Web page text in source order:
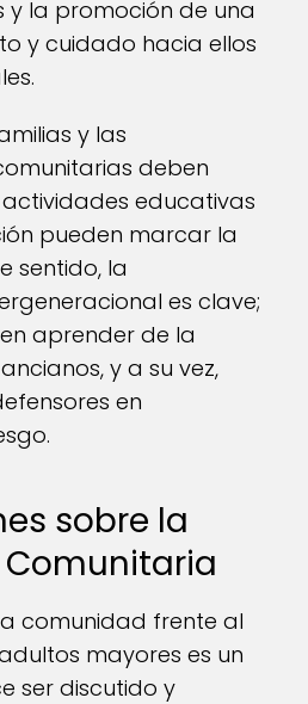
la promoción de una
y cuidado hacia ellos
y las
deben
actividades educativas
pueden marcar la
sentido, la
es clave;
aprender de la
y a su vez,
en
sobre la
Comunitaria
comunidad frente al
mayores es un
ser discutido y